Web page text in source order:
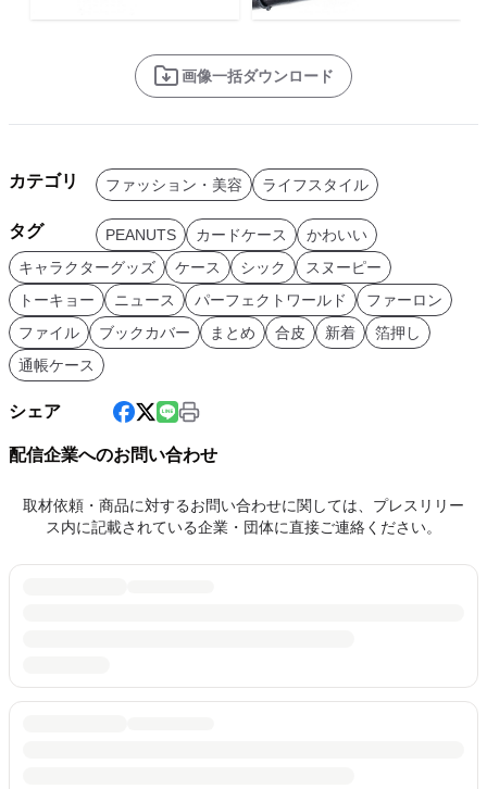
画像一括ダウンロード
カテゴリ ファッション・美容 ライフスタイル
タグ PEANUTS カードケース
かわいい
キャラクターグッズ
ケース シック
スヌーピー
トーキョー
ニュース パーフェクトワールド
ファーロン
ファイル
ブックカバー まとめ 合皮 新着
箔押し
通帳ケース
シェア
配信企業へのお問い合わせ
取材依頼・商品に対するお問い合わせに関しては、プレスリリー
ス内に記載されている企業・団体に直接ご連絡ください。